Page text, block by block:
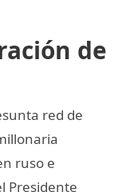
de
red de
ruso e
Presidente